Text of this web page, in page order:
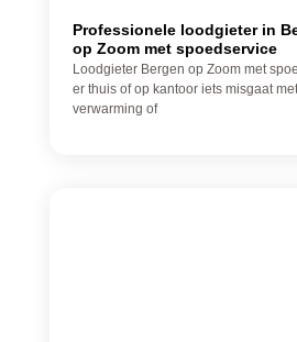
Professionele loodgieter in
op Zoom met spoedservice
Loodgieter Bergen op Zoom met
er thuis of op kantoor iets misgaat
verwarming of